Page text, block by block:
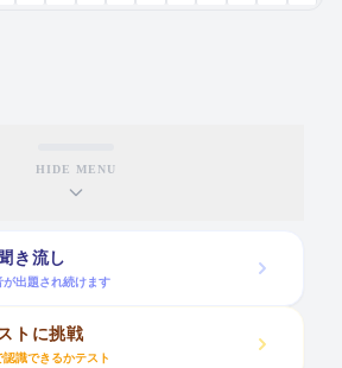
HIDE MENU
き流し
が出題され続けます
トに挑戦
識できるかテスト